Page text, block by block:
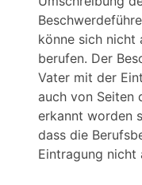
könne sich nicht
berufen. Der
Vater mit der
auch von Seiten
erkannt worden
dass die
Eintragung nicht